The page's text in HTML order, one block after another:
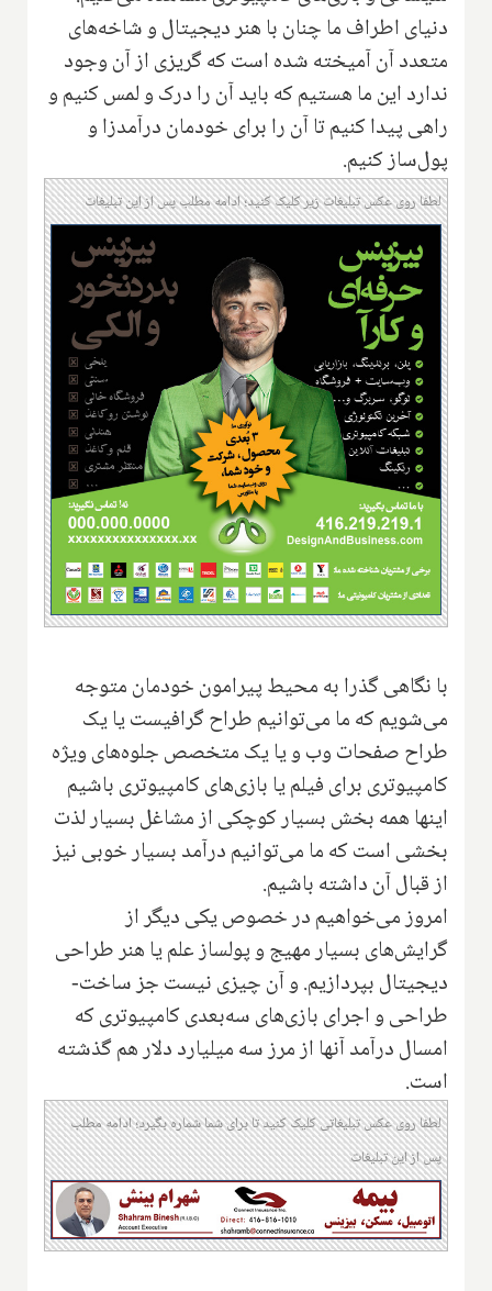
دنیای اطراف ما چنان با هنر دیجیتال و شاخه‌های
متعدد آن آمیخته شده است که گریزی از آن وجود
ندارد این ما هستیم که باید آن را درک و لمس کنیم و
راهی پیدا کنیم تا آن را برای خودمان درآمد‌زا و
پول‌ساز کنیم.
لطفا روی عکس تبلیغات زیر کلیک کنید؛ ادامه مطلب پس از این تبلیغات
با نگاهی گذرا به محیط پیرامون خودمان متوجه
می‌شویم که ما می‌توانیم طراح گرافیست یا یک
طراح صفحات وب و یا یک متخصص جلوه‌های ویژه
کامپیوتری برای فیلم یا بازی‌های کامپیوتری باشیم
اینها همه بخش بسیار کوچکی از مشاغل بسیار لذت
بخشی است که ما می‌توانیم درآمد بسیار خوبی نیز
از قبال آن داشته باشیم.
امروز می‌خواهیم در خصوص یکی دیگر از
گرایش‌های بسیار مهیج و پولساز علم یا هنر طراحی
دیجیتال بپردازیم. و آن چیزی نیست جز ساخت-
طراحی و اجرای بازی‌های سه‌بعدی کامپیوتری که
امسال درآمد آنها از مرز سه میلیارد دلار هم گذشته
است.
لطفا روی عکس تبلیغاتی کلیک کنید تا برای شما شماره بگیرد؛ ادامه مطلب
پس از این تبلیغات